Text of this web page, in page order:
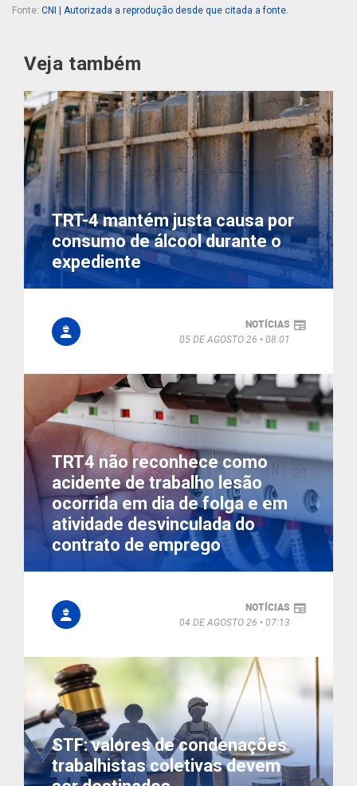
Fonte: CNI | Autorizada a reprodução desde que citada a fonte.
Veja também
TRT-4 mantém justa causa por
consumo de álcool durante o
expediente
NOTÍCIAS
05 DE AGOSTO 26
08:01
TRT4 não reconhece como
acidente de trabalho lesão
ocorrida em dia de folga e em
atividade desvinculada do
contrato de emprego
NOTÍCIAS
04 DE AGOSTO 26
07:13
STF: valores de condenações
trabalhistas coletivas devem